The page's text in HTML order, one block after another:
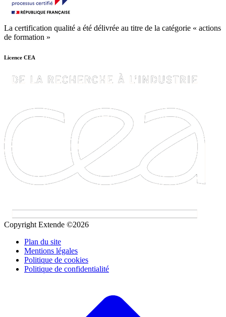
La certification qualité a été délivrée au titre de la catégorie « actions
de formation »
Licence CEA
Copyright Extende ©2026
Plan du site
Mentions légales
Politique de cookies
Politique de confidentialité